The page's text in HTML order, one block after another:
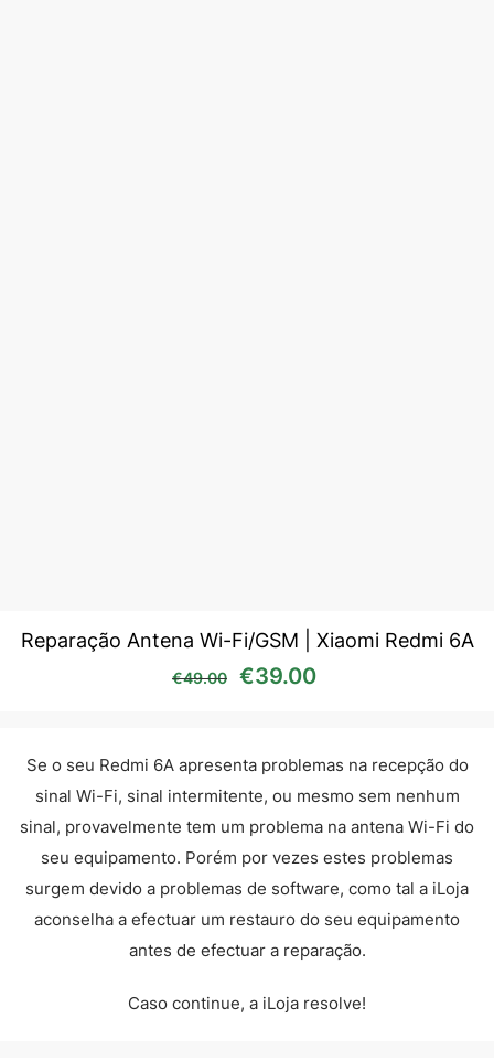
Reparação Antena Wi-Fi/GSM | Xiaomi Redmi 6A
€49.00 O preço original era:
€39.00
Se o seu Redmi 6A apresenta problemas na recepção do
sinal Wi-Fi, sinal intermitente, ou mesmo sem nenhum
sinal, provavelmente tem um problema na antena Wi-Fi do
seu equipamento. Porém por vezes estes problemas
surgem devido a problemas de software, como tal a iLoja
aconselha a efectuar um restauro do seu equipamento
antes de efectuar a reparação.
Caso continue, a iLoja resolve!